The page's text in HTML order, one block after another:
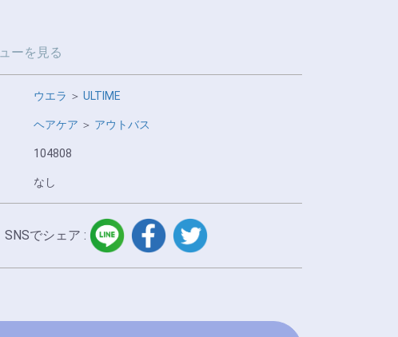
ーを見る
ウエラ ＞ ULTIME
ヘアケア ＞ アウトバス
104808
なし
SNSでシェア :
LINE facebook